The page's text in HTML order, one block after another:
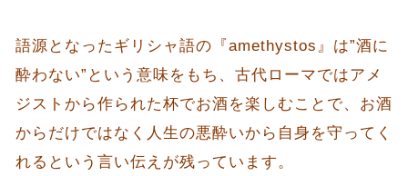
語源となったギリシャ語の『amethystos』は”酒に
酔わない”という意味をもち、古代ローマではアメ
ジストから作られた杯でお酒を楽しむことで、お酒
からだけではなく人生の悪酔いから自身を守ってく
れるという言い伝えが残っています。